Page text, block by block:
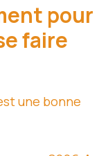
pour
faire
une bonne